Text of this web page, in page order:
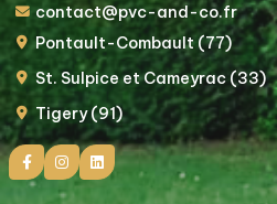
contact@pvc-and-co.fr
Pontault-Combault (77)
St. Sulpice et Cameyrac (33)
Tigery (91)